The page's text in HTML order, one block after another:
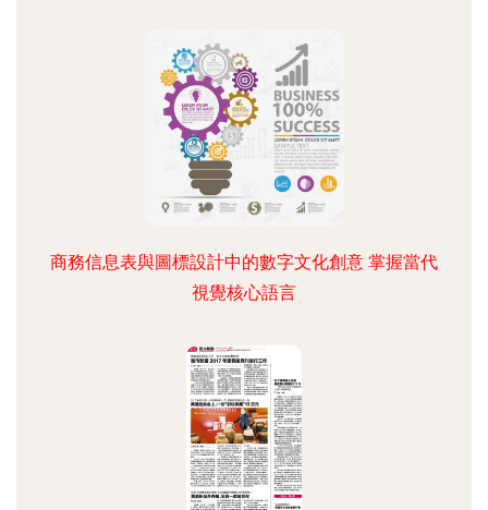
商務信息表與圖標設計中的數字文化創意 掌握當代
視覺核心語言